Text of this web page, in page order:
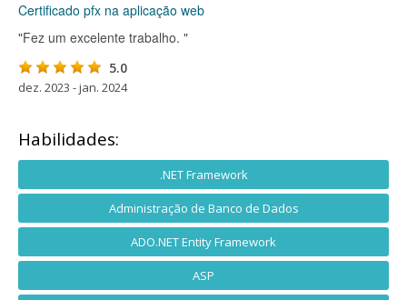
Certificado pfx na aplicação web
"Fez um excelente trabalho. "
5.0
dez. 2023 - jan. 2024
Habilidades:
.NET Framework
Administração de Banco de Dados
ADO.NET Entity Framework
ASP